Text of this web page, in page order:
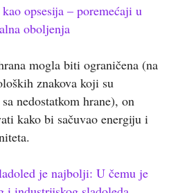
opsesija – poremećaji u
oboljenja
mogla biti ograničena (na
znakova koji su
nedostatkom hrane), on
kako bi sačuvao energiju i
je najbolji: U čemu je